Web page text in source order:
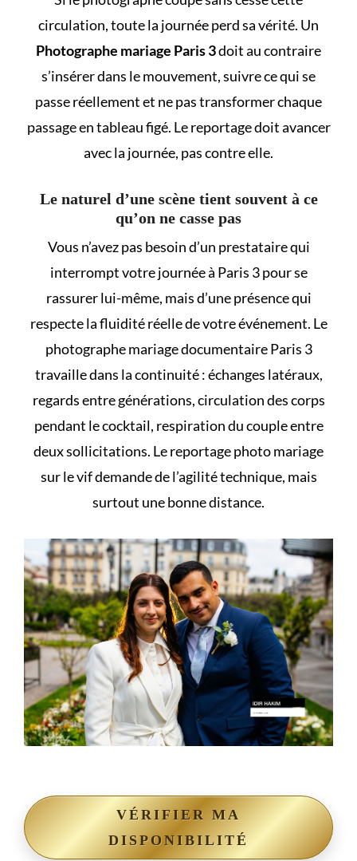
circulation, toute la journée perd sa vérité. Un
Photographe mariage Paris 3doit au contraire
s’insérer dans le mouvement, suivre ce qui se
passe réellement et ne pas transformer chaque
passage en tableau figé. Le reportage doit avancer
avec la journée, pas contre elle.
Le naturel d’une scène tient souvent à ce
qu’on ne casse pas
Vous n’avez pas besoin d’un prestataire qui
interrompt votre journée à Paris 3 pour se
rassurer lui-même, mais d’une présence qui
respecte la fluidité réelle de votre événement. Le
photographe mariage documentaire Paris 3
travaille dans la continuité : échanges latéraux,
regards entre générations, circulation des corps
pendant le cocktail, respiration du couple entre
deux sollicitations. Le reportage photo mariage
sur le vif demande de l’agilité technique, mais
surtout une bonne distance.
VÉRIFIER MA
DISPONIBILITÉ